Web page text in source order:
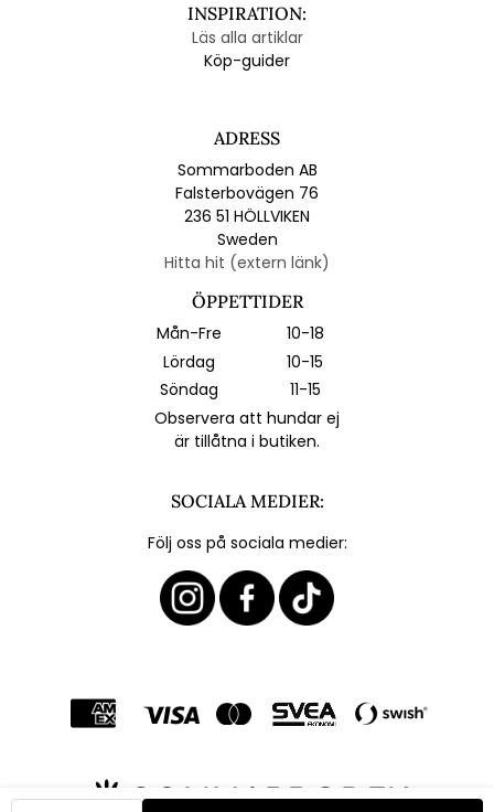
INSPIRATION:
Läs alla artiklar
Köp-guider
ADRESS
Sommarboden AB
Falsterbovägen 76
236 51 HÖLLVIKEN
Sweden
Hitta hit (extern länk)
ÖPPETTIDER
Mån-Fre
10-18
Lördag
10-15
Söndag
11-15
Observera att hundar ej
är tillåtna i butiken.
SOCIALA MEDIER:
Följ oss på sociala medier: